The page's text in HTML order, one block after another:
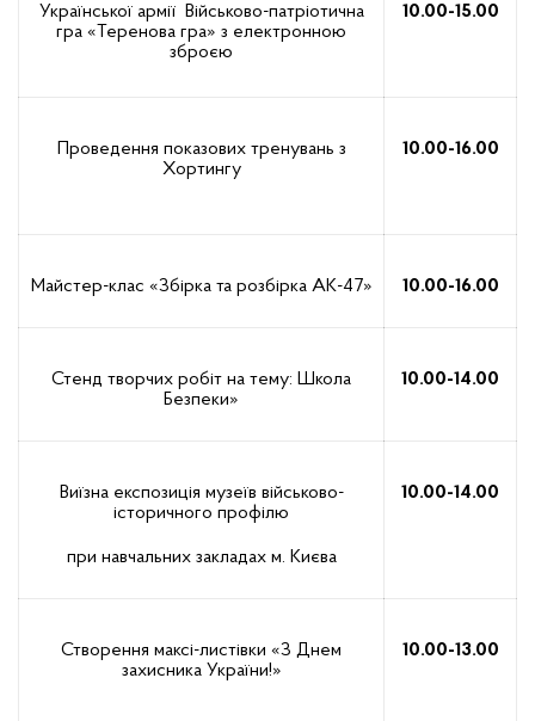
Української армії Військово-патріотична
гра «Теренова гра» з електронною
зброєю
10.00-15.00
Проведення показових тренувань з
Хортингу
10.00-16.00
Майстер-клас «Збірка та розбірка АК-47» 10.00-16.00
Стенд творчих робіт на тему: Школа
Безпеки»
10.00-14.00
Виїзна експозиція музеїв військово-
історичного профілю
при навчальних закладах м. Києва
10.00-14.00
Створення максі-листівки «З Днем
захисника України!»
10.00-13.00